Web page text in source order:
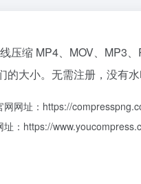
压缩 MP4、MOV、MP3
大小。无需注册，没有水
网址： https://
： https://